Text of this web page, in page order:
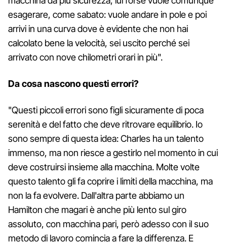
esagerare, come sabato: vuole andare in pole e poi
arrivi in una curva dove è evidente che non hai
calcolato bene la velocità, sei uscito perché sei
arrivato con nove chilometri orari in più".
Da cosa nascono questi errori?
"Questi piccoli errori sono figli sicuramente di poca
serenità e del fatto che deve ritrovare equilibrio. Io
sono sempre di questa idea: Charles ha un talento
immenso, ma non riesce a gestirlo nel momento in cui
deve costruirsi insieme alla macchina. Molte volte
questo talento gli fa coprire i limiti della macchina, ma
non la fa evolvere. Dall'altra parte abbiamo un
Hamilton che magari è anche più lento sul giro
assoluto, con macchina pari, però adesso con il suo
metodo di lavoro comincia a fare la differenza. E